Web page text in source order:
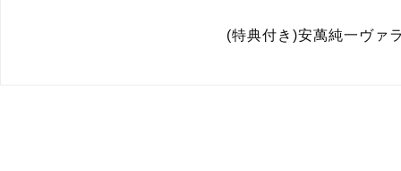
(特典付き)安萬純一ヴァ